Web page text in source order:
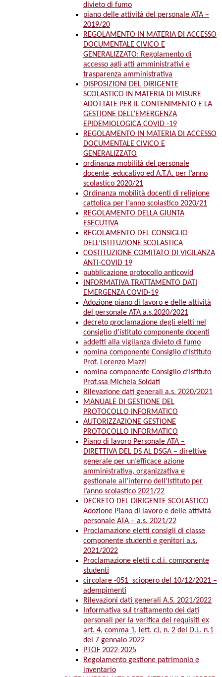
divieto di fumo
piano delle attività del personale ATA –
2019/20
REGOLAMENTO IN MATERIA DI ACCESSO
DOCUMENTALE CIVICO E
GENERALIZZATO: Regolamento di
accesso agli atti amministrativi e
trasparenza amministrativa
DISPOSIZIONI DEL DIRIGENTE
SCOLASTICO IN MATERIA DI MISURE
ADOTTATE PER IL CONTENIMENTO E LA
GESTIONE DELL’EMERGENZA
EPIDEMIOLOGICA COVID -19
REGOLAMENTO IN MATERIA DI ACCESSO
DOCUMENTALE CIVICO E
GENERALIZZATO
ordinanza mobilità del personale
docente, educativo ed A.T.A. per l’anno
scolastico 2020/21
Ordinanza mobilità docenti di religione
cattolica per l’anno scolastico 2020/21
REGOLAMENTO DELLA GIUNTA
ESECUTIVA
REGOLAMENTO DEL CONSIGLIO
DELL’ISTITUZIONE SCOLASTICA
COSTITUZIONE COMITATO DI VIGILANZA
ANTI-COVID 19
pubblicazione protocollo anticovid
INFORMATIVA TRATTAMENTO DATI
EMERGENZA COVID-19
Adozione piano di lavoro e delle attività
del personale ATA a.s.2020/2021
decreto proclamazione degli eletti nel
consiglio d’istituto componente docenti
addetti alla vigilanza divieto di fumo
nomina componente Consiglio d’Istituto
Prof. Lorenzo Mazzi
nomina componente Consiglio d’Istituto
Prof.ssa Michela Soldati
Rilevazione dati generali a.s. 2020/2021
MANUALE DI GESTIONE DEL
PROTOCOLLO INFORMATICO
AUTORIZZAZIONE GESTIONE
PROTOCOLLO INFORMATICO
Piano di lavoro Personale ATA –
DIRETTIVA DEL DS AL DSGA – direttive
generale per un’efficace azione
amministrativa, organizzativa e
gestionale all’interno dell’Istituto per
l’anno scolastico 2021/22
DECRETO DEL DIRIGENTE SCOLASTICO
Adozione Piano di lavoro e delle attività
personale ATA – a.s. 2021/22
Proclamazione eletti consigli di classe
componente studenti e genitori a.s.
2021/2022
Proclamazione eletti c.d.i. componente
studenti
circolare -051_sciopero del 10/12/2021 –
adempimenti
Rilevazioni dati generali A.S. 2021/2022
Informativa sul trattamento dei dati
personali per la verifica dei requisiti ex
art. 4, comma 1, lett. c), n. 2 del D.L. n.1
del 7 gennaio 2022
PTOF 2022-2025
Regolamento gestione patrimonio e
inventario